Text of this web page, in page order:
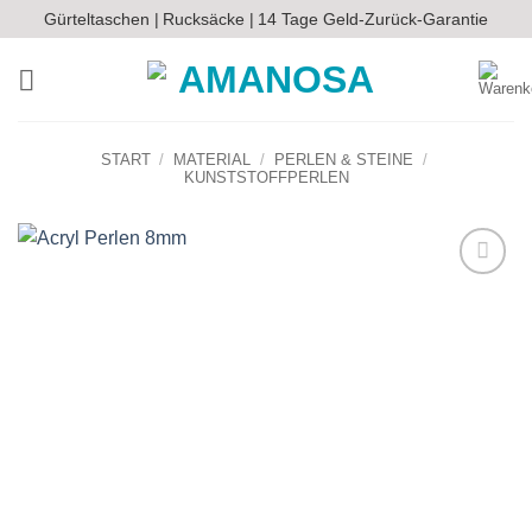
Inhalt
springen
Gürteltaschen | Rucksäcke | 14 Tage Geld-Zurück-Garantie
START / MATERIAL / PERLEN & STEINE /
KUNSTSTOFFPERLEN